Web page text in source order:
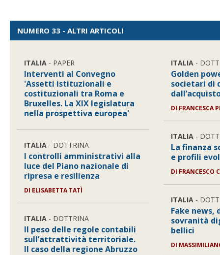
NUMERO 33 - ALTRI ARTICOLI
ITALIA - PAPER
Interventi al Convegno
'Assetti istituzionali e
costituzionali tra Roma e
Bruxelles. La XIX legislatura
nella prospettiva europea'
ITALIA - DOTTRINA
I controlli amministrativi alla
luce del Piano nazionale di
ripresa e resilienza
DI ELISABETTA TATÌ
ITALIA - DOTTRINA
Il peso delle regole contabili
sull’attrattività territoriale.
Il caso della regione Abruzzo
ITALIA -
Golden
societari di
DI FRANCESCA
ITALIA -
La finanza
e profili
DI FRANCESCO
ITALIA -
Fake news,
sovranità
bellici
DI